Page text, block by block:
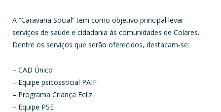
A “Caravana Social” tem como objetivo principal levar
serviços de saúde e cidadania às comunidades de Colares.
Dentre os serviços que serão oferecidos, destacam-se:
– CAD Único
– Equipe psicossocial PAIF
– Programa Criança Feliz
– Equipe PSE